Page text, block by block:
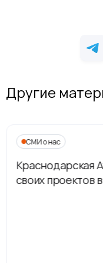
Другие
СМИ о нас
Краснодарская
своих проектов